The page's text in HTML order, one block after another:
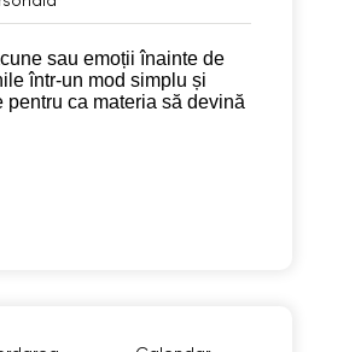
sau emoții înainte de
într-un mod simplu și
ca materia să devină